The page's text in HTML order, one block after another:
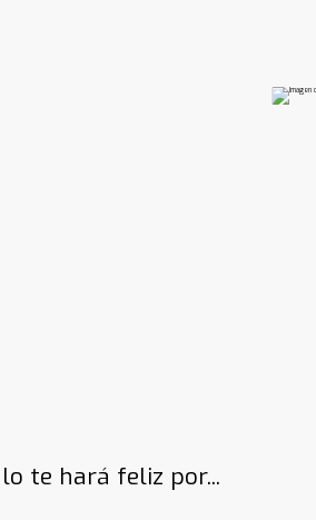
te hará feliz por...